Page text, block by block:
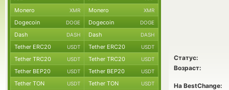
Статус:
Возраст:
На BestChange:
Monero XMR Monero XMR
Dogecoin DOGE Dogecoin DOGE
Dash DASH Dash DASH
Tether ERC20 USDT Tether ERC20 USDT
Tether TRC20 USDT Tether TRC20 USDT
Tether BEP20 USDT Tether BEP20 USDT
Tether TON USDT Tether TON USDT